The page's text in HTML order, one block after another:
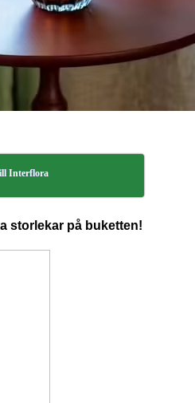
Interflora
storlekar på buketten!